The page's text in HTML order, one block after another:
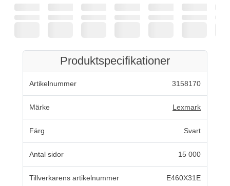
Produktspecifikationer
Artikelnummer 3158170
Märke Lexmark
Färg Svart
Antal sidor 15 000
Tillverkarens artikelnummer E460X31E